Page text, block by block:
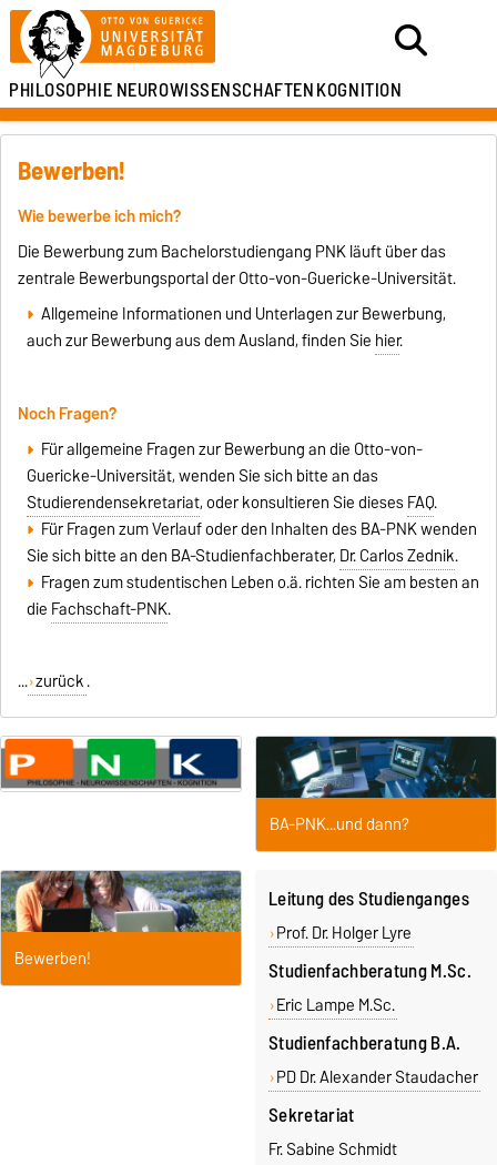
PHILOSOPHIENEUROWISSENSCHAFTENKOGNITION
Bewerben!
Wie bewerbe ich mich?
Die Bewerbung zum Bachelorstudiengang PNK läuft über das
zentrale Bewerbungsportal der Otto-von-Guericke-Universität.
Allgemeine Informationen und Unterlagen zur Bewerbung,
auch zur Bewerbung aus dem Ausland, finden Sie hier.
Noch Fragen?
Für allgemeine Fragen zur Bewerbung an die Otto-von-
Guericke-Universität, wenden Sie sich bitte an das
Studierendensekretariat, oder konsultieren Sie diesesFAQ.
Für Fragen zum Verlauf oder den Inhalten des BA-PNK wenden
Sie sich bitte an den BA-Studienfachberater, Dr. Carlos Zednik.
Fragen zum studentischen Leben o.ä. richten Sie am besten an
die Fachschaft-PNK.
... zurück.
Leitung des Studienganges
Prof. Dr. Holger Lyre
Studienfachberatung M.Sc.
Eric Lampe M.Sc.
Studienfachberatung B.A.
PD Dr. Alexander Staudacher
Sekretariat
Fr. Sabine Schmidt
BA-PNK...und dann?
Bewerben!